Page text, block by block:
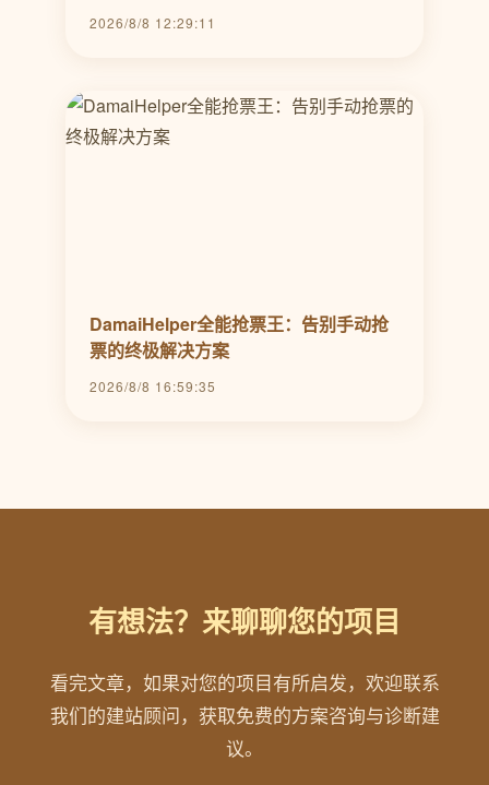
2026/8/8 12:29:11
DamaiHelper全能抢票王：告别手动抢
票的终极解决方案
2026/8/8 16:59:35
有想法？来聊聊您的项目
看完文章，如果对您的项目有所启发，欢迎联系
我们的建站顾问，获取免费的方案咨询与诊断建
议。